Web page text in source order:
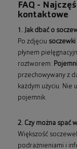
FAQ -
kontaktowe
1. Jak dbać o
Po zdjęciu
płynem
roztworem.
przechowywany z
każdym użyciu. Nie
pojemnik.
2. Czy można spać
Większość
podrażnieniami i